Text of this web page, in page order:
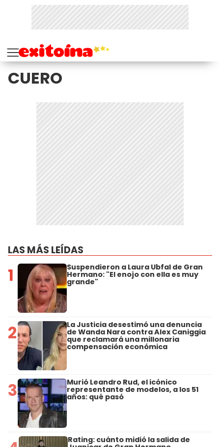
CUERO
LAS MÁS LEÍDAS
1 Suspendieron a Laura Ubfal de Gran
Hermano: "El enojo con ella es muy
grande"
2 La Justicia desestimó una denuncia
de Wanda Nara contra Alex Caniggia
que reclamará una millonaria
compensación económica
3 Murió Leandro Rud, el icónico
representante de modelos, a los 51
años: qué pasó
Rating: cuánto midió la salida de